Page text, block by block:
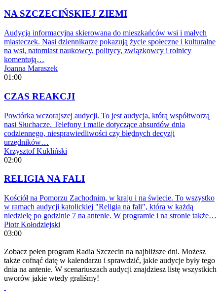
NA SZCZECIŃSKIEJ ZIEMI
Audycja informacyjna skierowana do mieszkańców wsi i małych
miasteczek. Nasi dziennikarze pokazują życie społeczne i kulturalne
na wsi, natomiast naukowcy, politycy, związkowcy i rolnicy
komentują…
Joanna Maraszek
01:00
CZAS REAKCJI
Powtórka wczorajszej audycji. To jest audycja, którą współtworzą
nasi Słuchacze. Telefony i maile dotyczące absurdów dnia
codziennego, niesprawiedliwości czy błędnych decyzji
urzędników…
Krzysztof Kukliński
02:00
RELIGIA NA FALI
Kościół na Pomorzu Zachodnim, w kraju i na świecie. To wszystko
w ramach audycji katolickiej "Religia na fali", która w każdą
niedzielę po godzinie 7 na antenie. W programie i na stronie także…
Piotr Kołodziejski
03:00
Zobacz pełen program Radia Szczecin na najbliższe dni. Możesz
także cofnąć datę w kalendarzu i sprawdzić, jakie audycje były tego
dnia na antenie. W scenariuszach audycji znajdziesz listę wszystkich
uworów jakie wtedy graliśmy!